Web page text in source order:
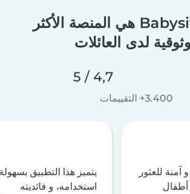
منصة Babysits هي المنصة الأكثر
لدى العائلات
4,7 / 5
3.400+ التقييمات
للعثور
يتميز هذا التطبيق
استخدامه، و فائديته